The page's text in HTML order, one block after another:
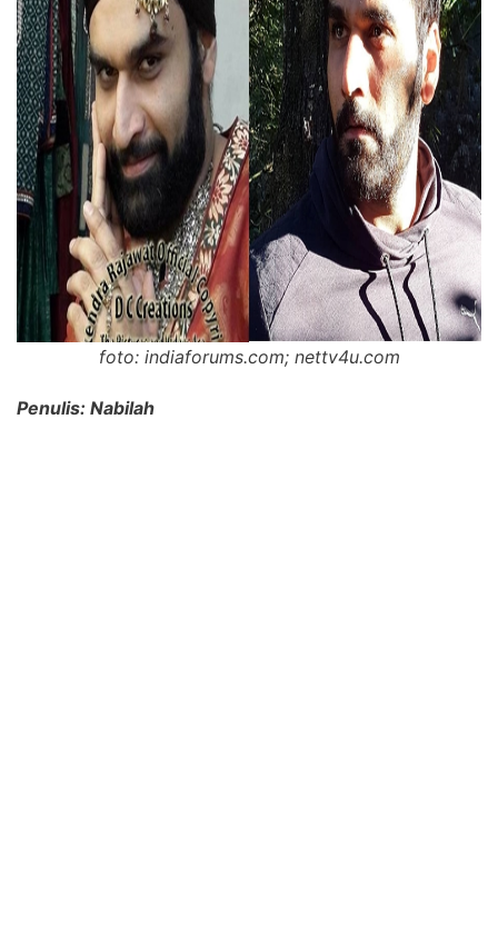
foto: indiaforums.com; nettv4u.com
Penulis: Nabilah